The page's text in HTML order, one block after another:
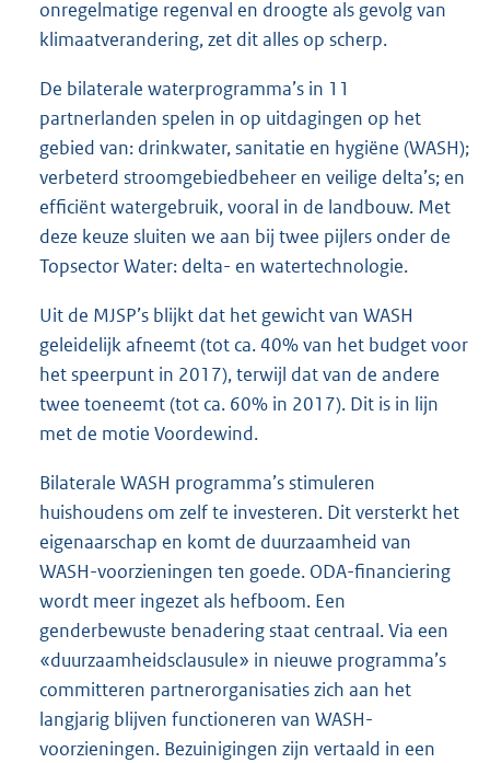
onregelmatige regenval en droogte als gevolg van
klimaatverandering, zet dit alles op scherp.
De bilaterale waterprogramma’s in 11
partnerlanden spelen in op uitdagingen op het
gebied van: drinkwater, sanitatie en hygiëne (WASH);
verbeterd stroomgebiedbeheer en veilige delta’s; en
efficiënt watergebruik, vooral in de landbouw. Met
deze keuze sluiten we aan bij twee pijlers onder de
Topsector Water: delta- en watertechnologie.
Uit de MJSP’s blijkt dat het gewicht van WASH
geleidelijk afneemt (tot ca. 40% van het budget voor
het speerpunt in 2017), terwijl dat van de andere
twee toeneemt (tot ca. 60% in 2017). Dit is in lijn
met de motie Voordewind.
Bilaterale WASH programma’s stimuleren
huishoudens om zelf te investeren. Dit versterkt het
eigenaarschap en komt de duurzaamheid van
WASH-voorzieningen ten goede. ODA-financiering
wordt meer ingezet als hefboom. Een
genderbewuste benadering staat centraal. Via een
«duurzaamheidsclausule» in nieuwe programma’s
committeren partnerorganisaties zich aan het
langjarig blijven functioneren van WASH-
voorzieningen. Bezuinigingen zijn vertaald in een